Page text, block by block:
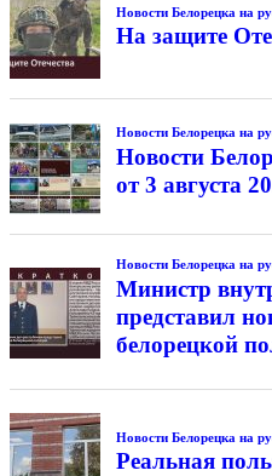
Новости Белорецка на
На защите
Новости Белорецка на
Новости
от 3 августа
Новости Белорецка на
Министр
представил
белорецкой
Новости Белорецка на
Реальная